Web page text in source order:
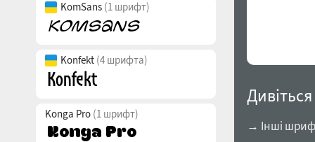
KomSans (1 шрифт)
Konfekt (4 шрифта)
Konga Pro (1 шрифт)
→ Інші